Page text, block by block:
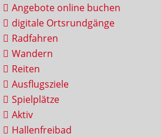
Angebote online buchen
digitale Ortsrundgänge
Radfahren
Wandern
Reiten
Ausflugsziele
Spielplätze
Aktiv
Hallenfreibad